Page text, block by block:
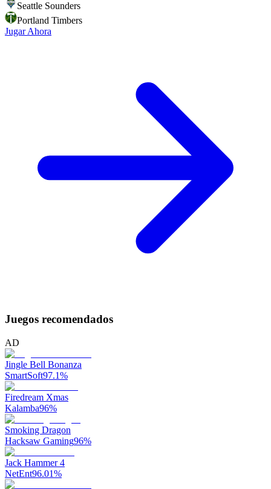
Seattle Sounders
Portland Timbers
Jugar Ahora
Juegos recomendados
AD
Jingle Bell Bonanza
SmartSoft97.1%
Firedream Xmas
Kalamba96%
Smoking Dragon
Hacksaw Gaming96%
Jack Hammer 4
NetEnt96.01%